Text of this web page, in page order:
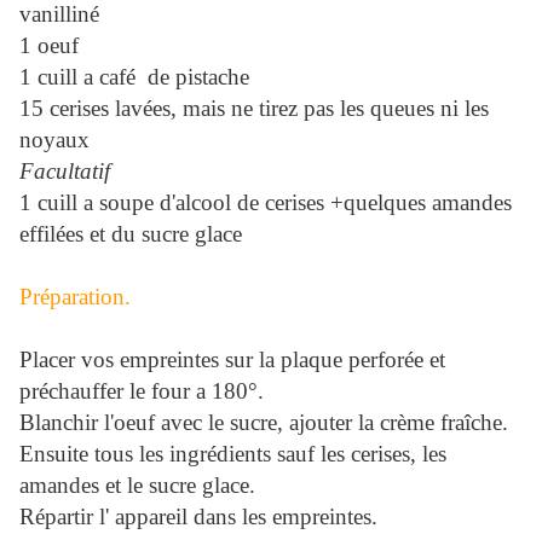
vanilliné
1 oeuf
1 cuill a café de pistache
15 cerises lavées, mais ne tirez pas les queues ni les
noyaux
Facultatif
1 cuill a soupe d'alcool de cerises +quelques amandes
effilées et du sucre glace
Préparation.
Placer vos empreintes sur la plaque perforée et
préchauffer le four a 180°.
Blanchir l'oeuf avec le sucre, ajouter la crème fraîche.
Ensuite tous les ingrédients sauf les cerises, les
amandes et le sucre glace.
Répartir l' appareil dans les empreintes.